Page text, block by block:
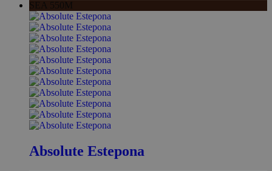
SEA 550M
Absolute Estepona